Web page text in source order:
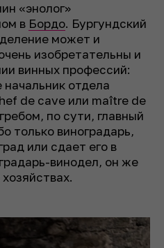
«энолог»
в Бордо. Бургундский
может и
изобретательны и
винных профессий:
начальник отдела
de cave или maître de
по сути, главный
только виноградарь,
или сдает его в
винодел, он же